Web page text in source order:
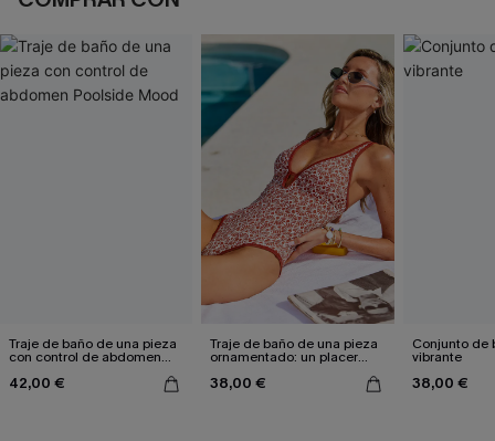
Traje de baño de una pieza
con control de abdomen
42,00 €
Traje de baño de una pieza
ornamentado: un placer
38,00 €
Conjunto de
vibrante
38,00 €